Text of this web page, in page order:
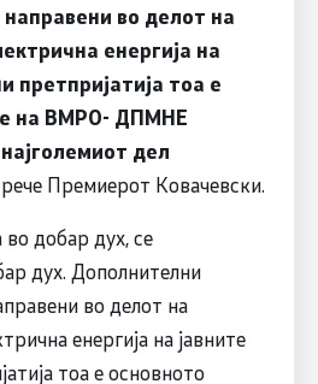
во делот на
енергија на
претпријатија тоа е
на ВМРО- ДПМНЕ
дел
рече Премиерот Ковачевски.
добар дух, се
дух. Дополнителни
во делот на
енергија на јавните
тоа е основното